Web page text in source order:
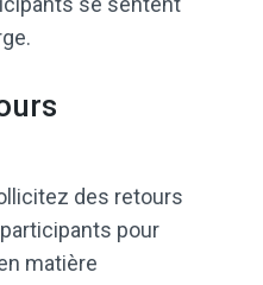
des retours
pour
matière